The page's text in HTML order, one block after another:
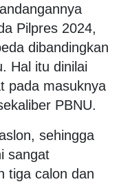
Pilpres 2024,
dibandingkan
Hal itu dinilai
pada masuknya
PBNU.
sehingga
sangat
tiga calon dan